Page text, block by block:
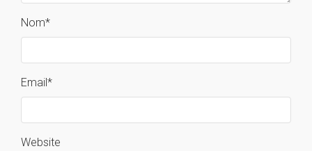
Nom*
Email*
Website